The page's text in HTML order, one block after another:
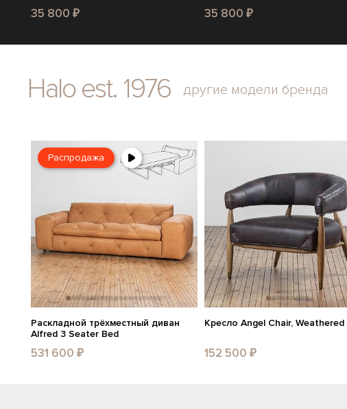
35 800 ₽ 35 800 ₽
Halo est. 1976 другие модели бренда
Распродажа
Раскладной трёхместный диван
Alfred 3 Seater Bed
531 600 ₽
Кресло Angel Chair, Weathered
152 500 ₽